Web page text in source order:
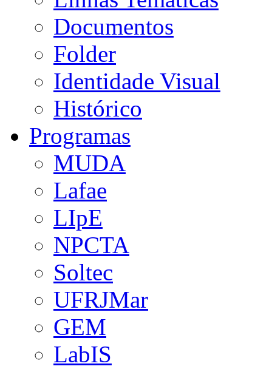
Documentos
Folder
Identidade Visual
Histórico
Programas
MUDA
Lafae
LIpE
NPCTA
Soltec
UFRJMar
GEM
LabIS